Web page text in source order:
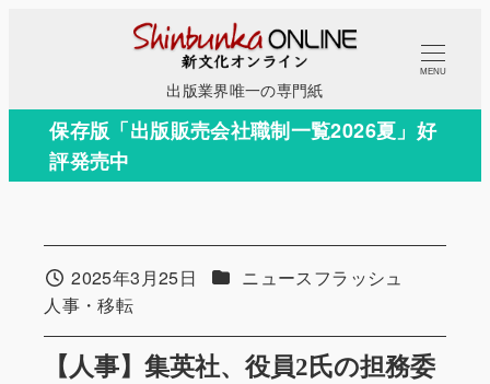
コ
テ
出版業界唯一の専門紙
MENU
保存版「出版販売会社職制一覧2026夏」好
評発売中
【人事】集英社、役員2氏の担務委
投稿日2025年3月25日 カテゴリー
ニュースフラッシュ
カテゴリー
人事・移転